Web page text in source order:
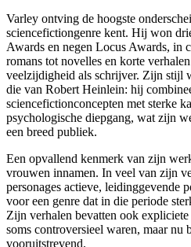
Varley ontving de hoogste
sciencefictiongenre kent. Hij won
Awards en negen Locus Awards, in
romans tot novelles en korte
veelzijdigheid als schrijver. Zijn stijl
die van Robert Heinlein: hij
sciencefictionconcepten met sterke
psychologische diepgang, wat zijn
een breed publiek.
Een opvallend kenmerk van zijn
vrouwen innamen. In veel van zijn
personages actieve, leidinggevende
voor een genre dat in die periode
Zijn verhalen bevatten ook expliciete
soms controversieel waren, maar nu
vooruitstrevend.